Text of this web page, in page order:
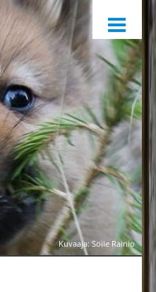
Kuvaaja: Soile Rainio